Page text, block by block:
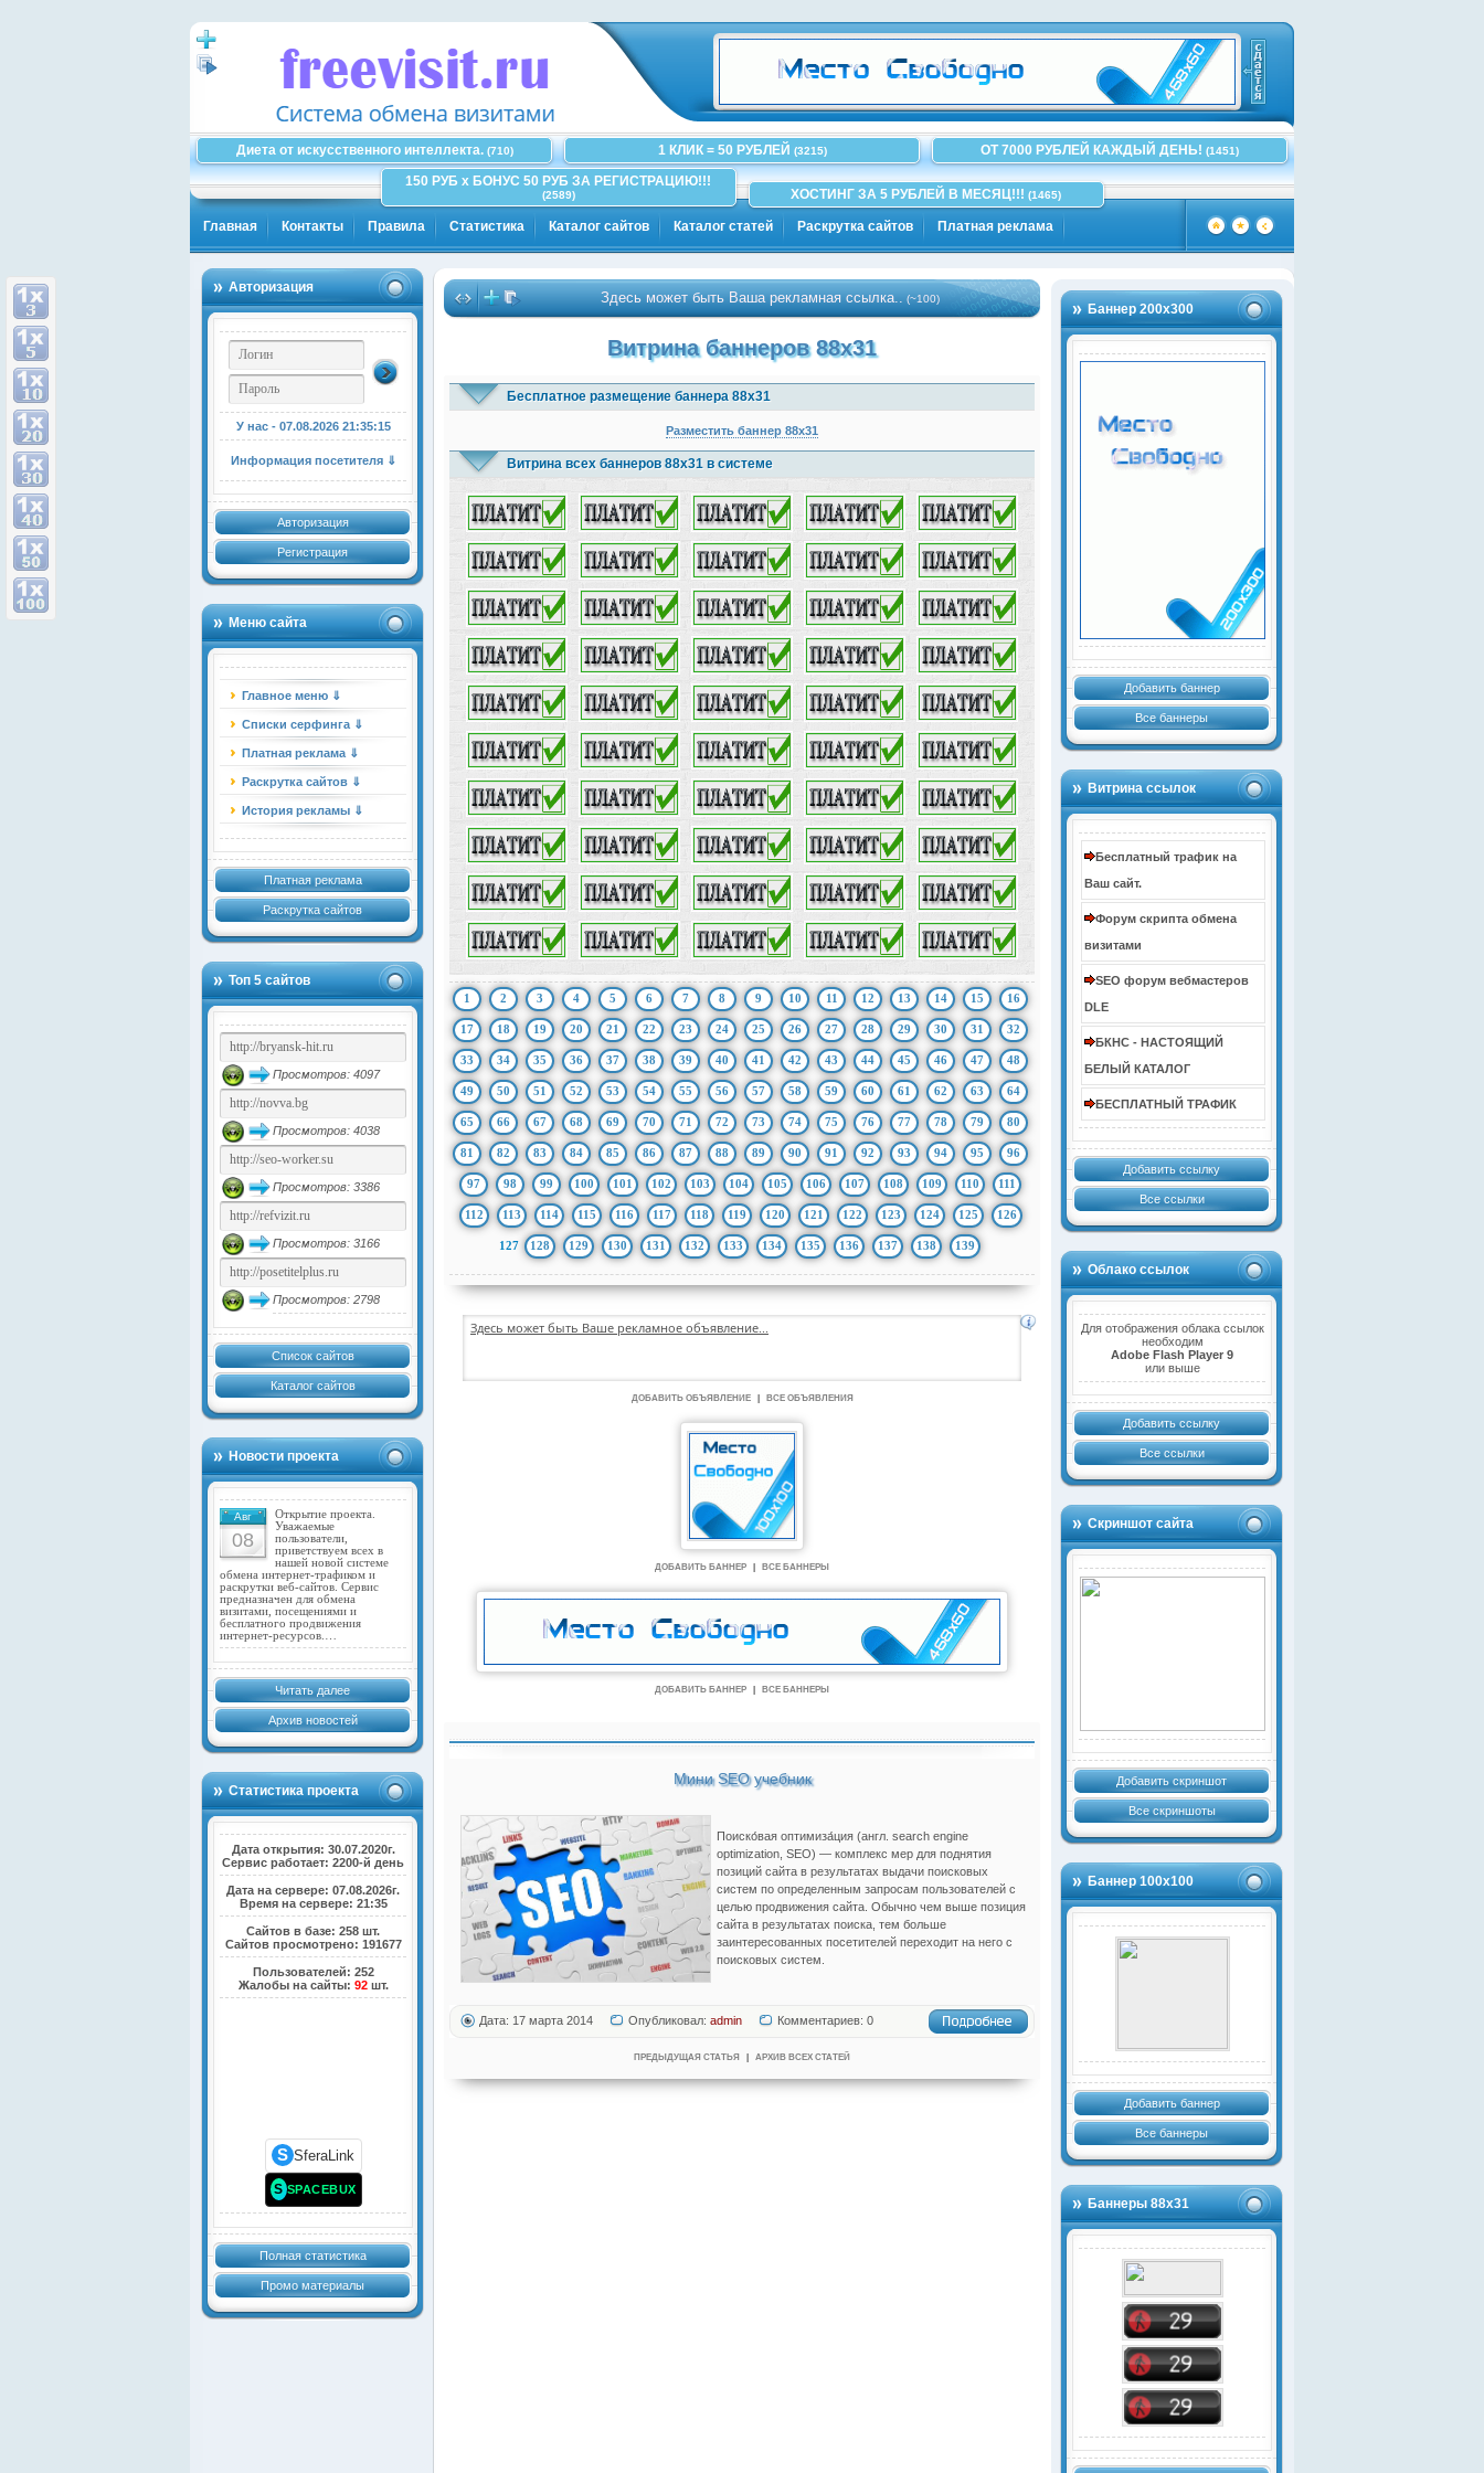
Диета от искусственного интеллекта.(710) 1 КЛИК = 50 РУБЛЕЙ (3215) ОТ 7000 РУБЛЕЙ КАЖДЫЙ ДЕНЬ! (1451)
150 РУБ x БОНУС 50 РУБ ЗА РЕГИСТРАЦИЮ!!!
(2589) ХОСТИНГ ЗА 5 РУБЛЕЙ В МЕСЯЦ!!! (1465)
Главная Контакты Правила Статистика Каталог сайтов Каталог статей Раскрутка сайтов Платная реклама
Авторизация
У нас - 07.08.2026 21:35:16
Информация посетителя ⇓
Авторизация
Регистрация
Меню сайта
Главное меню ⇓
Списки серфинга ⇓
Платная реклама ⇓
Раскрутка сайтов ⇓
История рекламы ⇓
Платная реклама
Раскрутка сайтов
Топ 5 сайтов
Просмотров: 4097
Просмотров: 4038
Просмотров: 3386
Просмотров: 3166
Просмотров: 2798
Список сайтов
Каталог сайтов
Новости проекта
Авг
08
Открытие проекта.
Уважаемые
пользователи,
приветствуем всех в
нашей новой системе
обмена интернет-трафиком и
раскрутки веб-сайтов. Сервис
предназначен для обмена
визитами, посещениями и
бесплатного продвижения
интернет-ресурсов.…
Читать далее
Архив новостей
Статистика проекта
Дата открытия: 30.07.2020г.
Сервис работает: 2200-й день
Дата на сервере: 07.08.2026г.
Время на сервере: 21:35
Сайтов в базе: 258 шт.
Сайтов просмотрено: 191677
Пользователей: 252
Жалобы на сайты: 92шт.
S SferaLink
S SPACEBUX
Полная статистика
Промо материалы
Баннер 200х300
Добавить баннер
Все баннеры
Витрина ссылок
Бесплатный трафик на
Ваш сайт.
Форум скрипта обмена
визитами
SEO форум вебмастеров
DLE
БКНС - НАСТОЯЩИЙ
БЕЛЫЙ КАТАЛОГ
БЕСПЛАТНЫЙ ТРАФИК
Добавить ссылку
Все ссылки
Облако ссылок
Для отображения облака ссылок
необходим
Adobe Flash Player 9
или выше
Добавить ссылку
Все ссылки
Скриншот сайта
Добавить скриншот
Все скриншоты
Баннер 100х100
Добавить баннер
Все баннеры
Баннеры 88х31
Здесь может быть Ваша рекламная ссылка..(~100)
Витрина баннеров 88x31
Бесплатное размещение баннера 88х31
Разместить баннер 88х31
Витрина всех баннеров 88x31 в системе
1 2 3 4 5 6 7 8 9 10 11 12 13 14 15 16
17 18 19 20 21 22 23 24 25 26 27 28 29 30 31 32
33 34 35 36 37 38 39 40 41 42 43 44 45 46 47 48
49 50 51 52 53 54 55 56 57 58 59 60 61 62 63 64
65 66 67 68 69 70 71 72 73 74 75 76 77 78 79 80
81 82 83 84 85 86 87 88 89 90 91 92 93 94 95 96
97 98 99 100 101 102 103 104 105 106 107 108 109 110 111
112 113 114 115 116 117 118 119 120 121 122 123 124 125 126
127 128 129 130 131 132 133 134 135 136 137 138 139
Здесь может быть Ваше рекламное объявление...
ДОБАВИТЬ ОБЪЯВЛЕНИЕ ВСЕ ОБЪЯВЛЕНИЯ
ДОБАВИТЬ БАННЕР ВСЕ БАННЕРЫ
ДОБАВИТЬ БАННЕР ВСЕ БАННЕРЫ
Мини SEO учебник
Поиско́вая оптимиза́ция (англ. search engine
optimization, SEO) — комплекс мер для поднятия
позиций сайта в результатах выдачи поисковых
систем по определенным запросам пользователей с
целью продвижения сайта. Обычно чем выше позиция
сайта в результатах поиска, тем больше
заинтересованных посетителей переходит на него с
поисковых систем.
Дата: 17 марта 2014 Опубликовал: admin Комментариев: 0
ПРЕДЫДУЩАЯ СТАТЬЯ АРХИВ ВСЕХ СТАТЕЙ